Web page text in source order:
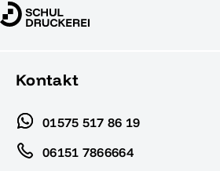
Kontakt
01575 517 86 19
06151 7866664